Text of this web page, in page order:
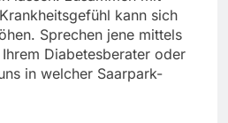
kann sich
Sprechen jene mittels
Diabetesberater oder
in welcher Saarpark-